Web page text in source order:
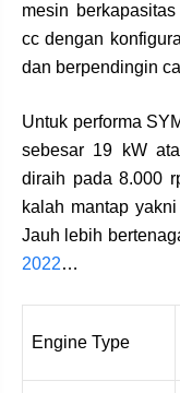
mesin
cc dengan
dan berpendingin
Untuk performa
sebesar 19 kW
diraih pada 8.000
kalah mantap
Jauh lebih
2022…
Engine Type